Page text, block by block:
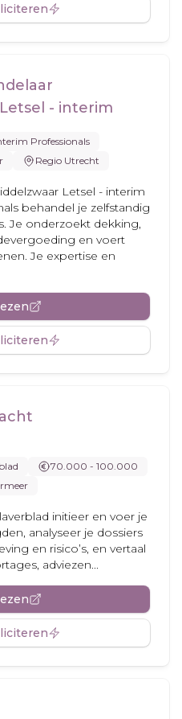
- interim
Professionals
Regio Utrecht
Letsel - interim
behandel je zelfstandig
Je onderzoekt dekking,
en voert
Je expertise en
70.000 - 100.000
initieer en voer je
analyseer je dossiers
en risico’s, en vertaal
adviezen...